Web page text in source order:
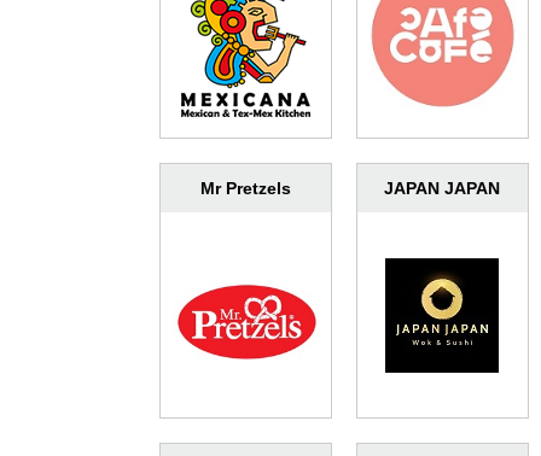
JAPAN JAPAN
Mr Pretzels